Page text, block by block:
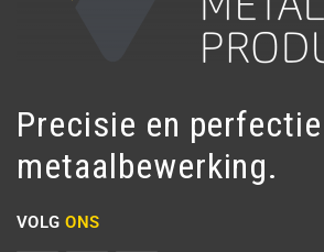
Precisie en
metaalbewerking.
VOLGONS